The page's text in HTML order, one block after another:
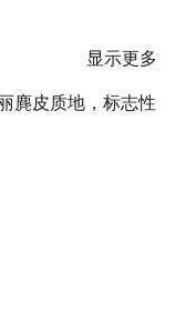
显示更多
麂皮质地，标志性